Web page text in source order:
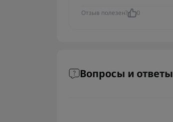
Отзыв полезен? 0
Вопросы и ответы